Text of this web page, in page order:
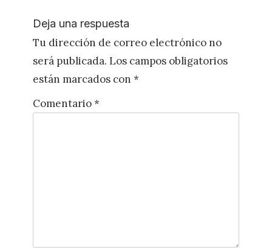
Deja una respuesta
Tu dirección de correo electrónico no
será publicada. Los campos obligatorios
están marcados con *
Comentario*